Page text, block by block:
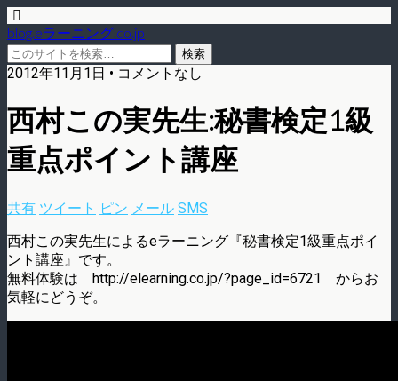
blog.eラーニング.co.jp
2012年11月1日 • コメントなし
西村この実先生:秘書検定1級
重点ポイント講座
共有 ツイート ピン メール SMS
西村この実先生によるeラーニング『秘書検定1級重点ポイ
ント講座』です。
無料体験は http://elearning.co.jp/?page_id=6721 からお
気軽にどうぞ。